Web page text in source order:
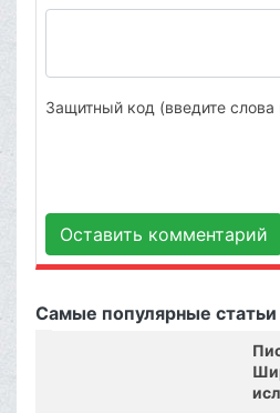
Защитный код (введите слова
Оставить комментарий
Самые популярные статьи